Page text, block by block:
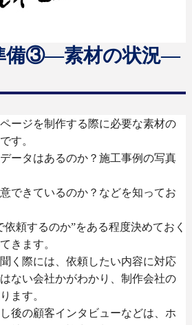
備③―素材の状況―
ージを制作する際に必要な素材の
す。
ータはあるのか？施工事例の写真
できているのか？などを知ってお
頼するのか”をある程度決めておく
きます。
く際には、依頼したい内容に対応
ない会社かがわかり、制作会社の
ます。
後の顧客インタビューなどは、ホ